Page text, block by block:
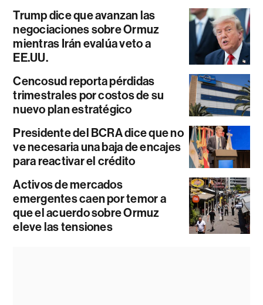
Trump dice que avanzan las
negociaciones sobre Ormuz
mientras Irán evalúa veto a
EE.UU.
Cencosud reporta pérdidas
trimestrales por costos de su
nuevo plan estratégico
Presidente del BCRA dice que no
ve necesaria una baja de encajes
para reactivar el crédito
Activos de mercados
emergentes caen por temor a
que el acuerdo sobre Ormuz
eleve las tensiones